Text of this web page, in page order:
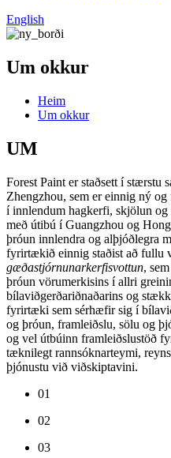
English
Um okkur
Heim
Um okkur
UM
Forest Paint er staðsett í stærstu
Zhengzhou, sem er einnig ný
í innlendum hagkerfi, skjölun
með útibú í Guangzhou og
þróun innlendra og alþjóðlegra
fyrirtækið einnig staðist að fullu
gæðastjórnunarkerfisvottun,
þróun vörumerkisins í allri
bílaviðgerðariðnaðarins og
fyrirtæki sem sérhæfir sig í
og þróun, framleiðslu, sölu og
og vel útbúinn framleiðslustöð
tæknilegt rannsóknarteymi,
þjónustu við viðskiptavini.
01
02
03